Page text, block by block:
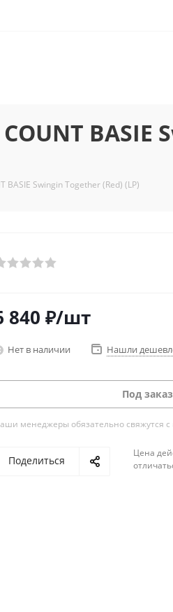
BASIE
BASIE Swingin Together (Red) (LP)
840 ₽/шт
Нет в наличии Нашли
Под заказ
менеджеры обязательно свяжутся с
Поделиться
Цена